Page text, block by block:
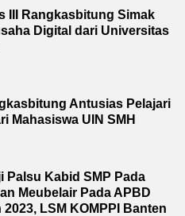
III Rangkasbitung Simak
Digital dari Universitas
Antusias Pelajari
Mahasiswa UIN SMH
Palsu Kabid SMP Pada
Meubelair Pada APBD
LSM KOMPPI Banten